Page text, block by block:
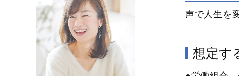
声で人生を
想定す